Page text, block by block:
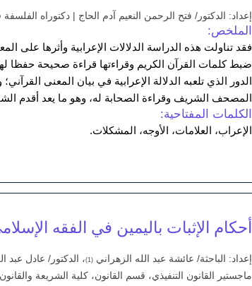
إعداد: الدكتور/ فتح الرحمن النعيم آدم الحاج | دكتوراه
الملخص:
فقد تناولت هذه الدراسة الدلالات الإعرابية وأثرها
ضبط كلمات القرآن الكريم وقراءتها قراءة صحيحة حفظا
الدور الذي تلعبه الدلالة الإعرابية في بيان المعنى
المصحف الشريف وقراءة الصحابة له، وهو ما يعد أقدم
الكلمات المفتاحية:
الإعراب، العلامات، الأوجه، المشكلات.
أحكام الإثبات باليمين في الفقه
إعداد: الباحثة/ عائشة عبد الله الزهراني(1) ، الدكتور/ عادل
ماجستير القانون التنفيذي، قسم القانون، كلية الشريعة